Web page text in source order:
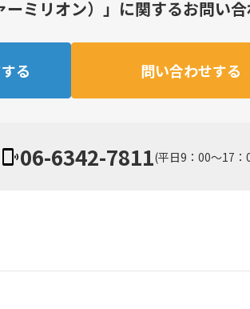
ミリオン）」に関するお問い
る 問い合わせする
06-6342-7811(平日9：00～17：